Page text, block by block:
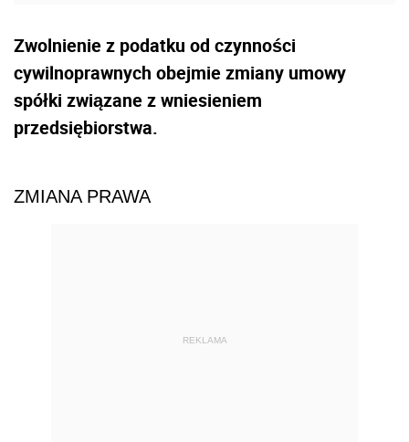
Zwolnienie z podatku od czynności
cywilnoprawnych obejmie zmiany umowy
spółki związane z wniesieniem
przedsiębiorstwa.
ZMIANA PRAWA
REKLAMA